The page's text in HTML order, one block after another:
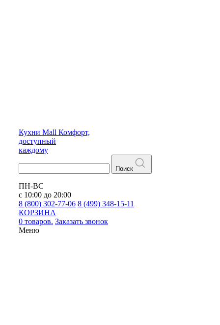
Кухни Mall Комфорт,
доступный
каждому
Поиск
ПН-ВС
с 10:00 до 20:00
8 (800) 302-77-06 8 (499) 348-15-11
КОРЗИНА
0 товаров. Заказать звонок
Меню